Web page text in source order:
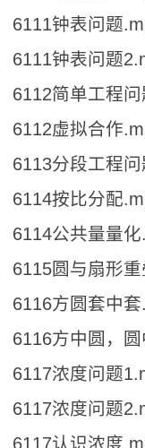
6111钟表问题
6111钟表问题
6112简单工程
6112虚拟合作
6113分段工程
6114按比分配
6114公共量量
6115圆与扇形
6116方圆套中
6116方中圆，
6117浓度问题
6117浓度问题
6117认识浓度